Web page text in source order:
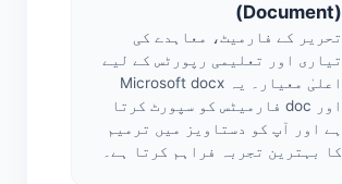
(Document)
تحریر کے فارمیٹ، معاہدے کی
تیاری اور تعلیمی رپورٹس کے لیے
اعلیٰ معیار۔ یہ Microsoft docx
اور doc فارمیٹس کو سپورٹ کرتا
ہے اور آپ کو دستاویز میں ترمیم
کا بہترین تجربہ فراہم کرتا ہے۔